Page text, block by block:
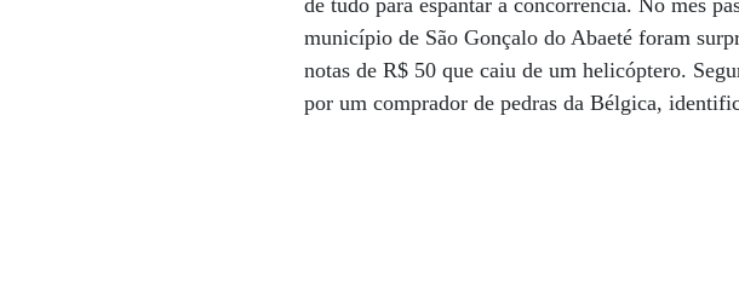
de tudo para espantar a concorrência. No mês
município de São Gonçalo do Abaeté foram
notas de R$ 50 que caiu de um helicóptero.
por um comprador de pedras da Bélgica,